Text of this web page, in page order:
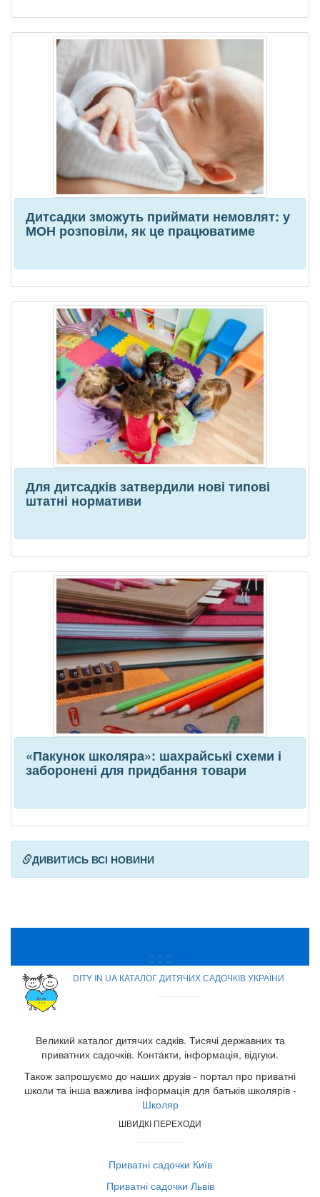
Дитсадки зможуть приймати немовлят: у
МОН розповіли, як це працюватиме
Для дитсадків затвердили нові типові
штатні нормативи
«Пакунок школяра»: шахрайські схеми і
заборонені для придбання товари
ДИВИТИСЬ ВСІ НОВИНИ
DITY IN UA КАТАЛОГ ДИТЯЧИХ САДОЧКІВ УКРАЇНИ
Великий каталог дитячих садків. Тисячі державних та
приватних садочків. Контакти, інформація, відгуки.
Також запрошуємо до наших друзів - портал про приватні
школи та інша важлива інформація для батьків школярів -
Школяр
ШВИДКІ ПЕРЕХОДИ
Приватні садочки Київ
Приватні садочки Львів